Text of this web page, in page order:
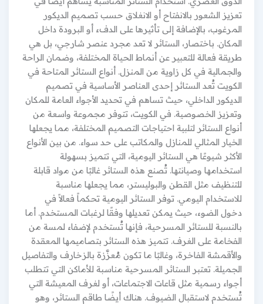
تعزيز الشعور بالانفتاح أو الانغلاق حسب تصميم الديكور
المرغوب، بالإضافة إلى تأثيرها على الدفء أو البرودة داخل
المكان. باختصار، الستائر لا تعد مجرد عنصر شارجي، بل هي
طريقة فعالة للتعبير عن أنماط الحياة المختلفة، وضمان الراحة
والجمالية في كل زاوية من المنزل. أنواع الستائر المتاحة في
الكويت تُعد الستائر إحدى العناصر الأساسية في تصميم
الديكور الداخلي، حيث تساهم في تحديد الأجواء العامة للمكان
وتعزيز الخصوصية. في الكويت، تتوفر مجموعة واسعة من
أنواع الستائر لتلبية احتياجات التصميم المختلفة، مما يجعلها
الخيار المثالي للمنازل والمكاتب على حد سواء. من بين الأنواع
الأكثر شيوعًا هي الستائر اليومية، التي تتميز بسهولة
استخدامها وصيانتها. تُصنع هذه الستائر غالبًا من مواد قابلة
للتنظيف مثل القطن والبوليستر، مما يجعلها مناسبة
للاستخدام اليومي. توفر الستائر اليومية تحكماً فعالاً في
دخول الضوء، حيث يمكن تعديلها وفقًا لرغبات المستخدم. أما
بالنسبة للستائر المسرحية، فإنها تُستخدم لإضفاء لمسة من
الفخامة على الغرف. تتميز هذه الستائر بتصاميمها المعقدة
والأقمشة الفاخرة، وغالبًا ما تكون مُعزَّزة بالزخارف والتفاصيل
الجميلة. تعتبر الستائر المسرحية مناسبة للأماكن التي تتطلب
أجواء رسمية مثل قاعات الاجتماعات، أو لغرف المعيشة التي
تُستخدم لاستقبال الضيوف. هناك أيضًا طاقم الستائر، وهو